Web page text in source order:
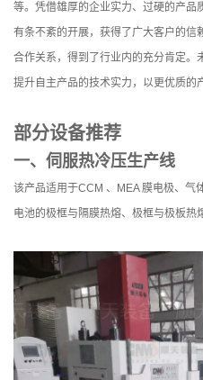
等。凭借雄厚的企业实力、过硬的产品
有条不紊的开展，获得了广大客户的信
合作关系，得到了行业内的充分肯定。
提升自主产品的技术实力，以更优质的
部分设备推荐
一、伺服热冷压生产线
该产品适用于CCM 、MEA 膜电极、气
电池的极框与隔膜热熔、极框与极板热